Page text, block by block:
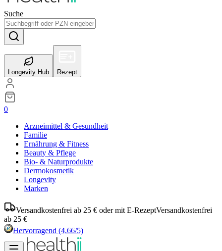
Suche
Longevity Hub Rezept
0
Arzneimittel & Gesundheit
Familie
Ernährung & Fitness
Beauty & Pflege
Bio- & Naturprodukte
Dermokosmetik
Longevity
Marken
Versandkostenfrei ab 25 € oder mit E-RezeptVersandkostenfrei
ab 25 €
Hervorragend (4,66/5)